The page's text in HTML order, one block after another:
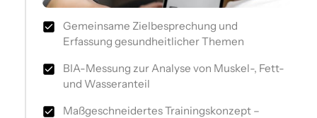
Gemeinsame Zielbesprechung und
Erfassung gesundheitlicher Themen
BIA-Messung zur Analyse von Muskel-, Fett-
und Wasseranteil
Maßgeschneidertes Trainingskonzept –